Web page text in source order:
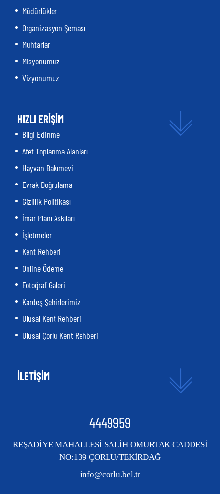
Müdürlükler
Organizasyon Şeması
Muhtarlar
Misyonumuz
Vizyonumuz
HIZLI ERİŞİM
Bilgi Edinme
Afet Toplanma Alanları
Hayvan Bakımevi
Evrak Doğrulama
Gizlilik Politikası
İmar Planı Askıları
İşletmeler
Kent Rehberi
Online Ödeme
Fotoğraf Galeri
Kardeş Şehirlerimiz
Ulusal Kent Rehberi
Ulusal Çorlu Kent Rehberi
İLETİŞİM
4449959
REŞADİYE MAHALLESİ SALİH OMURTAK CADDESİ
NO:139 ÇORLU/TEKİRDAĞ
info@corlu.bel.tr